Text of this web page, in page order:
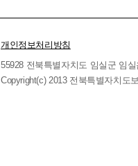
08일 18시
2026년 08월
08일 17시
개인정보처리방침
55928 전북특별자치도 임실군 임
Copyright(c) 2013 전북특별자치도